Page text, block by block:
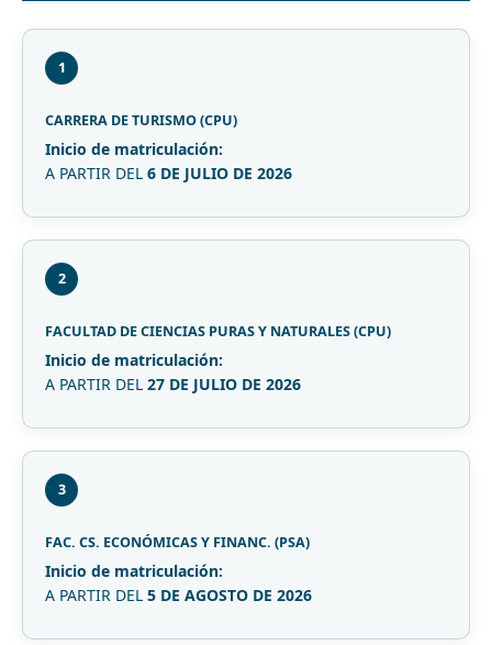
1
CARRERA DE TURISMO (CPU)
Inicio de matriculación:
A PARTIR DEL 6 DE JULIO DE 2026
2
FACULTAD DE CIENCIAS PURAS Y NATURALES (CPU)
Inicio de matriculación:
A PARTIR DEL 27 DE JULIO DE 2026
3
FAC. CS. ECONÓMICAS Y FINANC. (PSA)
Inicio de matriculación:
A PARTIR DEL 5 DE AGOSTO DE 2026